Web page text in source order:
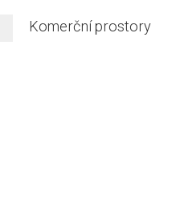
Komerční prostory